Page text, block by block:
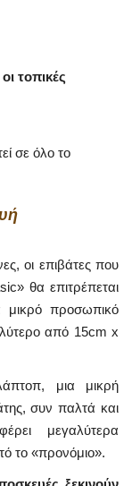
τοπικές
σε όλο το
οι επιβάτες που
θα επιτρέπεται
προσωπικό
από 15cm x
μια μικρή
συν παλτά και
μεγαλύτερα
το «προνόμιο».